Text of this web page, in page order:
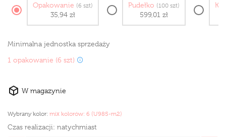
Opakowanie (6 szt)
35,94 zł
Pudełko (100 szt)
599,01 zł
Minimalna jednostka sprzedaży
1 opakowanie (6 szt)
W magazynie
Wybrany kolor: mix kolorów: 6 (U985-m2)
Czas realizacji: natychmiast